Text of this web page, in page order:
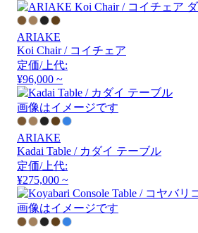
ARIAKE
Koi Chair / コイチェア
定価/上代:
¥96,000 ~
画像はイメージです
ARIAKE
Kadai Table / カダイ テーブル
定価/上代:
¥275,000 ~
画像はイメージです